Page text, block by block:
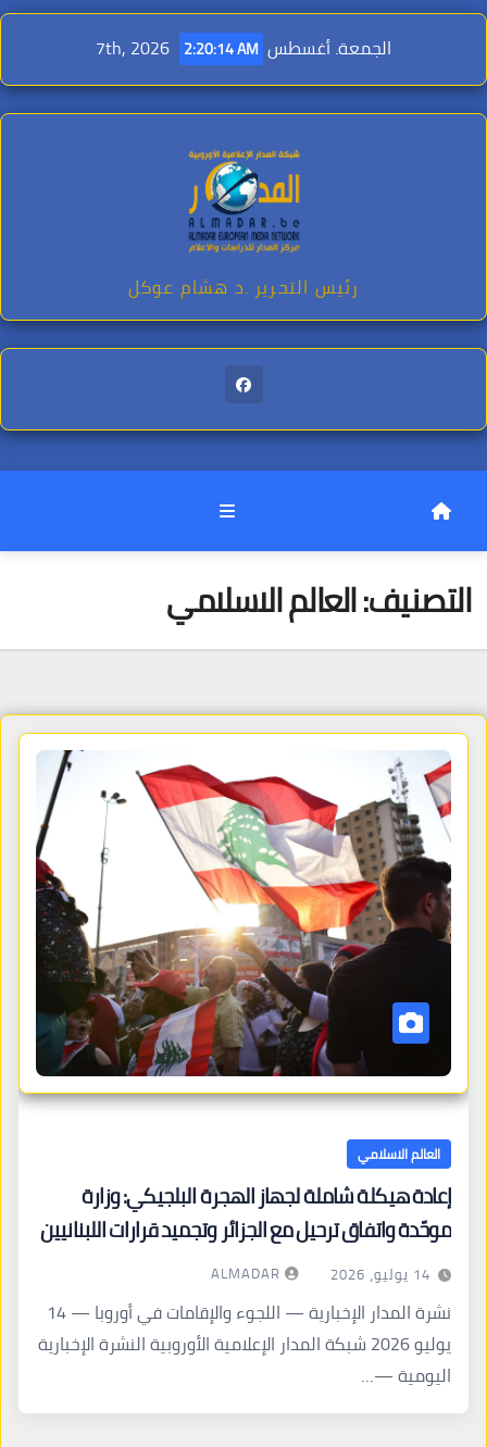
Skip
content
الجمعة. أغسطس 7th, 2026 2:20:16 AM
رئيس التحرير .د هشام عوكل
التصنيف:العالم الاسلامي
العالم الاسلامي
إعادة هيكلة شاملة لجهاز الهجرة البلجيكي: وزارة
موحّدة واتفاق ترحيل مع الجزائر وتجميد قرارات اللبنانيين
14 يوليو، 2026 ALMADAR
نشرة المدار الإخبارية — اللجوء والإقامات في أوروبا — 14
يوليو 2026 شبكة المدار الإعلامية الأوروبية النشرة الإخبارية
اليومية —…